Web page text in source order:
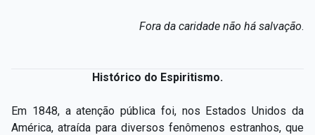
Fora da caridade não há salvação.
Histórico do Espiritismo.
Em 1848, a atenção pública foi, nos Estados Unidos da
América, atraída para diversos fenômenos estranhos, que